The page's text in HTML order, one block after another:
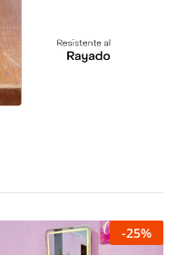
-25%